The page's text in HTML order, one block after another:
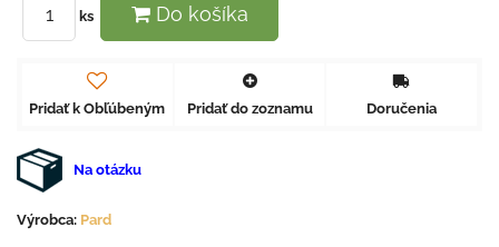
ks Do košíka
Pridať k Obľúbeným Pridať do zoznamu Doručenia
Na otázku
Výrobca: Pard